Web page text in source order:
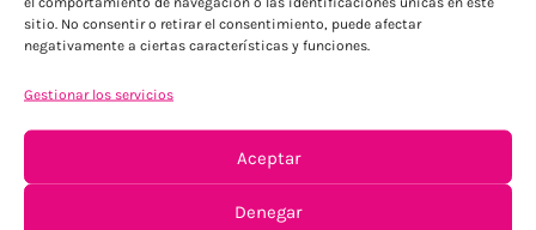
sitio. No consentir o retirar el consentimiento, puede afectar
negativamente a ciertas características y funciones.
Gestionar los servicios
Aceptar
Denegar
ENVÍOS ECONÓMICOS
Para Península, resto consultar